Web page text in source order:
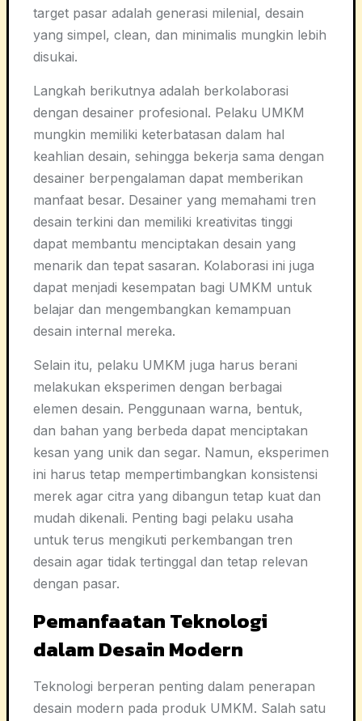
target pasar adalah generasi milenial, desain
yang simpel, clean, dan minimalis mungkin lebih
disukai.
Langkah berikutnya adalah berkolaborasi
dengan desainer profesional. Pelaku UMKM
mungkin memiliki keterbatasan dalam hal
keahlian desain, sehingga bekerja sama dengan
desainer berpengalaman dapat memberikan
manfaat besar. Desainer yang memahami tren
desain terkini dan memiliki kreativitas tinggi
dapat membantu menciptakan desain yang
menarik dan tepat sasaran. Kolaborasi ini juga
dapat menjadi kesempatan bagi UMKM untuk
belajar dan mengembangkan kemampuan
desain internal mereka.
Selain itu, pelaku UMKM juga harus berani
melakukan eksperimen dengan berbagai
elemen desain. Penggunaan warna, bentuk,
dan bahan yang berbeda dapat menciptakan
kesan yang unik dan segar. Namun, eksperimen
ini harus tetap mempertimbangkan konsistensi
merek agar citra yang dibangun tetap kuat dan
mudah dikenali. Penting bagi pelaku usaha
untuk terus mengikuti perkembangan tren
desain agar tidak tertinggal dan tetap relevan
dengan pasar.
Pemanfaatan Teknologi
dalam Desain Modern
Teknologi berperan penting dalam penerapan
desain modern pada produk UMKM. Salah satu